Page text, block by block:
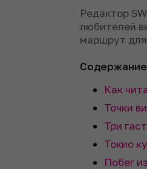
Редактор
любителей
маршрут
Содержание
Как
Точки
Три
Токио
Побег